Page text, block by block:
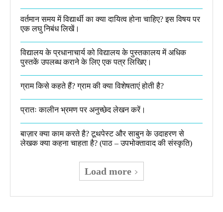
वर्तमान समय में विद्यार्थी का क्या दायित्व होना चाहिए? इस विषय पर
एक लघु निबंध लिखें।
विद्यालय के प्रधानाचार्य को विद्यालय के पुस्तकालय में अधिक
पुस्तकें उपलब्ध कराने के लिए एक पत्र लिखिए।
ग्राम किसे कहते हैं? ग्राम की क्या विशेषताएं होती है?​
प्रातः कालीन भ्रमण पर अनुच्छेद लेखन करें।
बाज़ार क्या काम करते है? टूथपेस्ट और साबुन के उदाहरण से
लेखक क्या कहना चाहता है? (पाठ – उपभोक्तावाद की संस्कृति)
Load more